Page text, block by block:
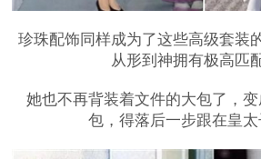
珍珠配饰同样成为了这些高级套装
从形到神拥有极高匹
她也不再背装着文件的大包了，
包，得落后一步跟在皇太